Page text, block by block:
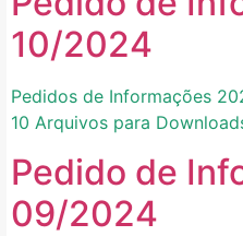
10/2024
Pedidos de Informações
10 Arquivos para
Pedido de
09/2024